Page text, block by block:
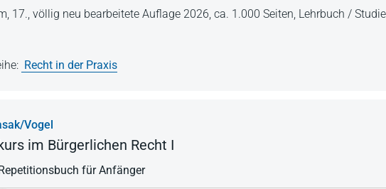
17., völlig neu bearbeitete Auflage 2026, ca. 1.000 Seiten, Lehrbuch /
Recht in der Praxis
Vogel
im Bürgerlichen Recht I
für Anfänger